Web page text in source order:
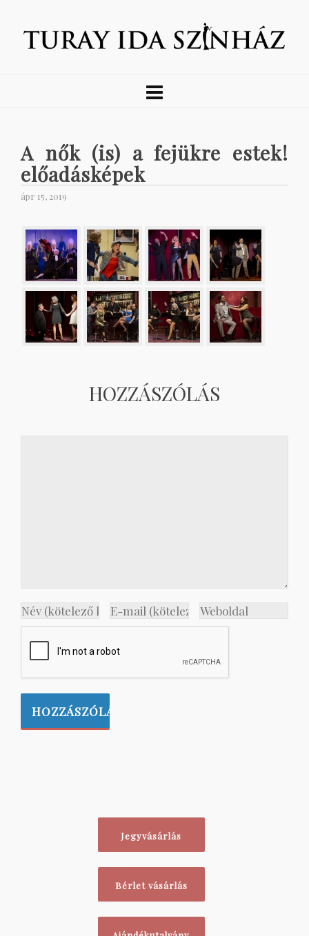
A nők (is) a fejükre estek!
előadásképek
ápr 15, 2019
HOZZÁSZÓLÁS
Jegyvásárlás
Bérlet vásárlás